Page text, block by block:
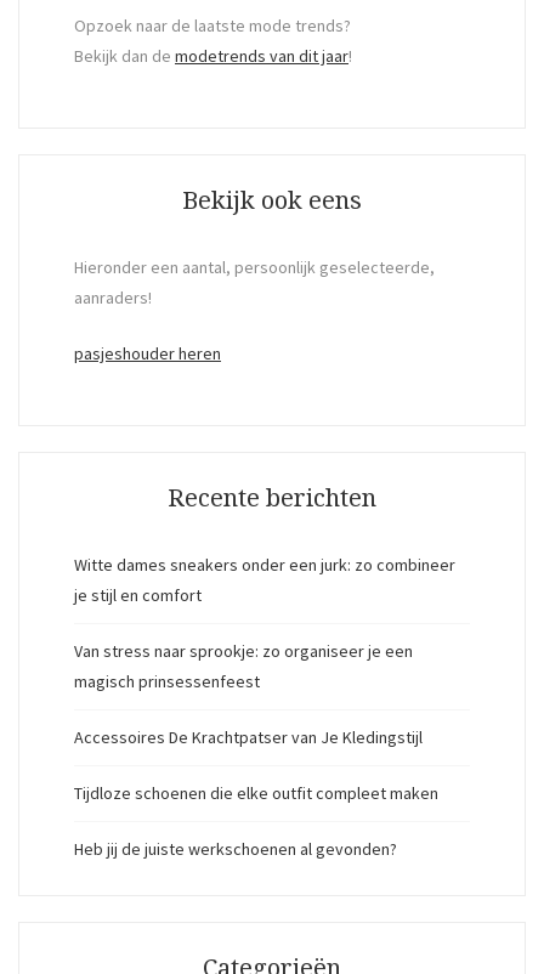
Opzoek naar de laatste mode trends?
Bekijk dan de modetrends van dit jaar!
Bekijk ook eens
Hieronder een aantal, persoonlijk geselecteerde,
aanraders!
pasjeshouder heren
Recente berichten
Witte dames sneakers onder een jurk: zo combineer
je stijl en comfort
Van stress naar sprookje: zo organiseer je een
magisch prinsessenfeest
Accessoires De Krachtpatser van Je Kledingstijl
Tijdloze schoenen die elke outfit compleet maken
Heb jij de juiste werkschoenen al gevonden?